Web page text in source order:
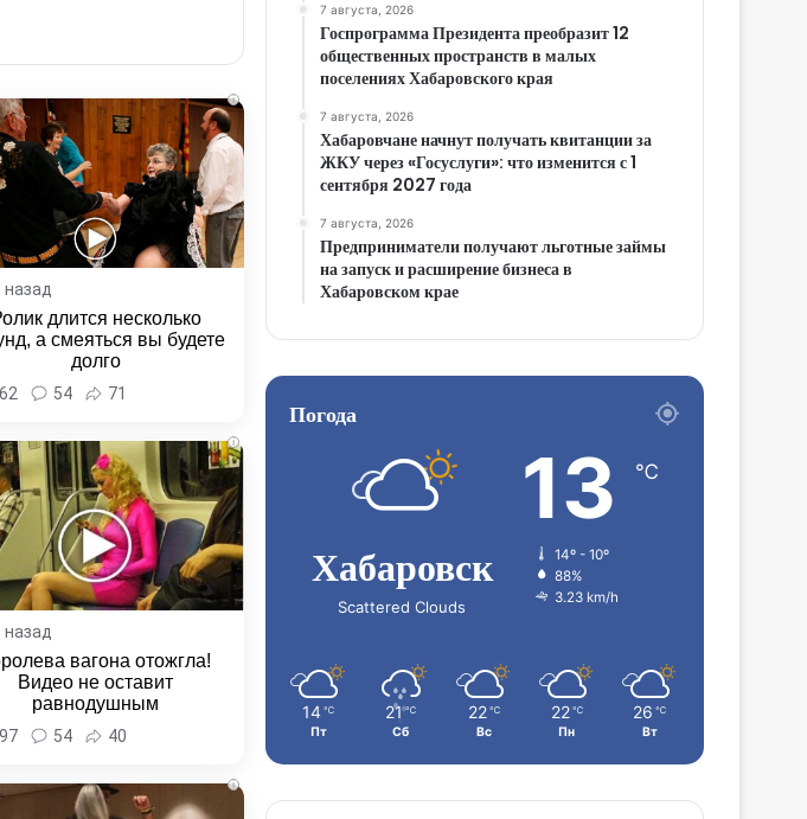
i
назад
длится несколько
а смеяться вы будете
долго
54 71
i
назад
вагона отожгла!
Видео не оставит
равнодушным
54 40
i
7 августа, 2026
Госпрограмма Президента преобразит 12
общественных пространств в малых
поселениях Хабаровского края
7 августа, 2026
Хабаровчане начнут получать квитанции за
ЖКУ через «Госуслуги»: что изменится с 1
сентября 2027 года
7 августа, 2026
Предприниматели получают льготные займы
на запуск и расширение бизнеса в
Хабаровском крае
Погода
Хабаровск
Scattered Clouds
13 ℃
14º - 10º
88%
3.23 km/h
14 ℃
Пт
21 ℃
Сб
22 ℃
Вс
22 ℃
Пн
26 ℃
Вт